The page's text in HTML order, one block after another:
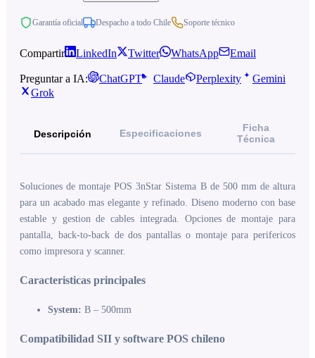
Garantía oficial Despacho a todo Chile Soporte técnico
Compartir LinkedIn Twitter WhatsApp Email
Preguntar a IA: ChatGPT Claude Perplexity
Gemini
Grok
Descripción Especificaciones
Ficha
Técnica
Soluciones de montaje POS 3nStar Sistema B de 500 mm de altura
para un acabado mas elegante y refinado. Diseno moderno con base
estable y gestion de cables integrada. Opciones de montaje para
pantalla, back-to-back de dos pantallas o montaje para perifericos
como impresora y scanner.
Caracteristicas principales
System: B – 500mm
Compatibilidad SII y software POS chileno